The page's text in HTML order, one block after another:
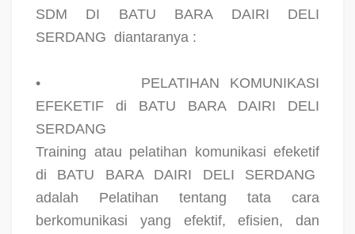
SDM DI BATU BARA DAIRI DELI
SERDANG diantaranya :
•
PELATIHAN KOMUNIKASI
EFEKETIF di BATU BARA DAIRI DELI
SERDANG
Training atau pelatihan komunikasi efeketif
di BATU BARA DAIRI DELI SERDANG
adalah Pelatihan tentang tata cara
berkomunikasi yang efektif, efisien, dan